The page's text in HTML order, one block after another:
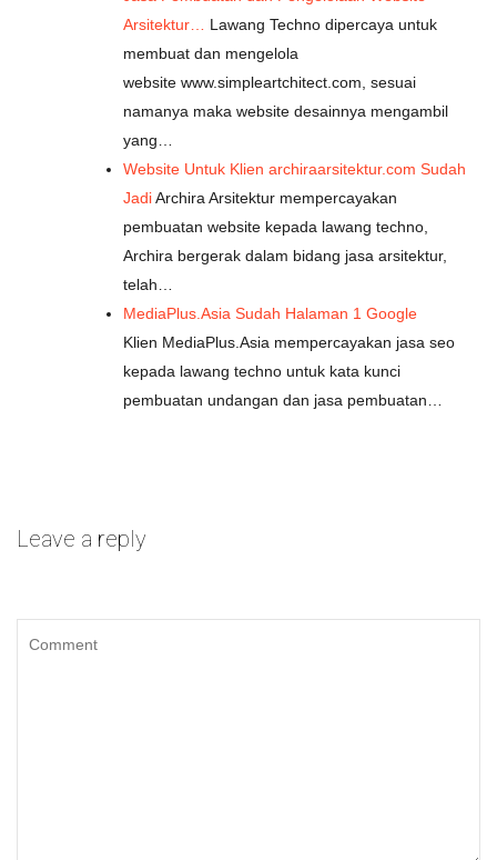
Arsitektur… Lawang Techno dipercaya untuk
membuat dan mengelola
website www.simpleartchitect.com, sesuai
namanya maka website desainnya mengambil
yang…
Website Untuk Klien archiraarsitektur.com Sudah
JadiArchira Arsitektur mempercayakan
pembuatan website kepada lawang techno,
Archira bergerak dalam bidang jasa arsitektur,
telah…
MediaPlus.Asia Sudah Halaman 1 Google
Klien MediaPlus.Asia mempercayakan jasa seo
kepada lawang techno untuk kata kunci
pembuatan undangan dan jasa pembuatan…
Leave a reply